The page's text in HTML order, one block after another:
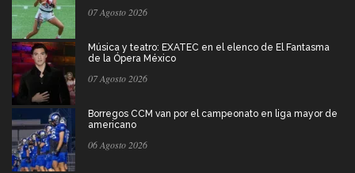
07 Agosto 2026
Música y teatro: EXATEC en el elenco de El Fantasma
de la Ópera México
07 Agosto 2026
Borregos CCM van por el campeonato en liga mayor de
americano
06 Agosto 2026